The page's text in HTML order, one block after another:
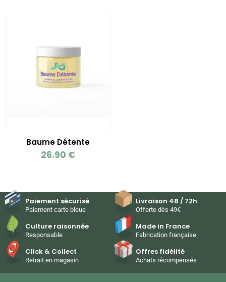
Baume Détente
26.90 €
Paiement sécurisé
Paiement carte bleue
Livraison 48 / 72h
Offerte dès 49€
Culture raisonnée
Responsable
Made in France
Fabrication française
Click & Collect
Retrait en magasin
Offres fidélité
Achats récompensés